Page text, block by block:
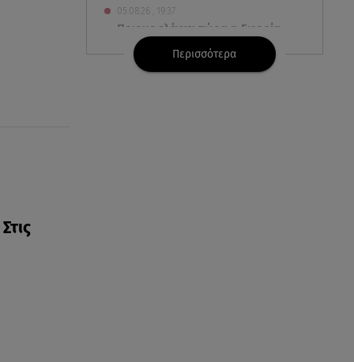
05.08.26 , 19:37
Ποιους ελέγχει τώρα η Εφορία -
Ποιοι θα λάβουν «ραβασάκι»
Περισσότερα